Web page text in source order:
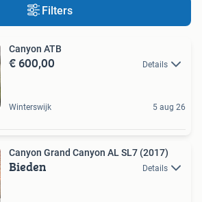
Filters
Canyon ATB
€ 600,00 Details
Winterswijk 5 aug 26
Canyon Grand Canyon AL SL7 (2017)
Bieden Details